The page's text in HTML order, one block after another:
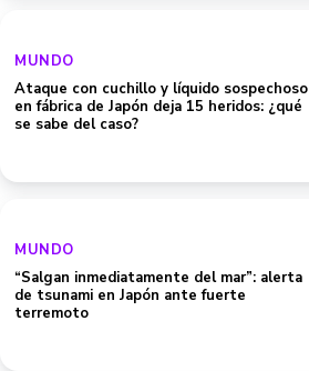
MUNDO
Ataque con cuchillo y líquido sospechoso
en fábrica de Japón deja 15 heridos: ¿qué
se sabe del caso?
MUNDO
“Salgan inmediatamente del mar”: alerta
de tsunami en Japón ante fuerte
terremoto